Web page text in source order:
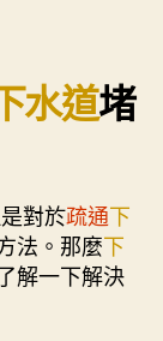
防
水水道堵
對於疏通下
法。那麼下
解一下解決